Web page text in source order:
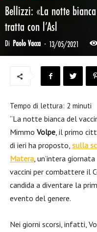
Bellizzi: «La notte
tratta con l’Asl
Di Paolo Vacca - 13/05/2021
Tempo di lettura: 2 minuti
“La notte bianca del
Mimmo Volpe, il primo
di ieri ha proposto, sulla
Matera, un’intera
vaccini per combattere il
candida a diventare la
evento del genere.
Nei giorni scorsi, infatti,